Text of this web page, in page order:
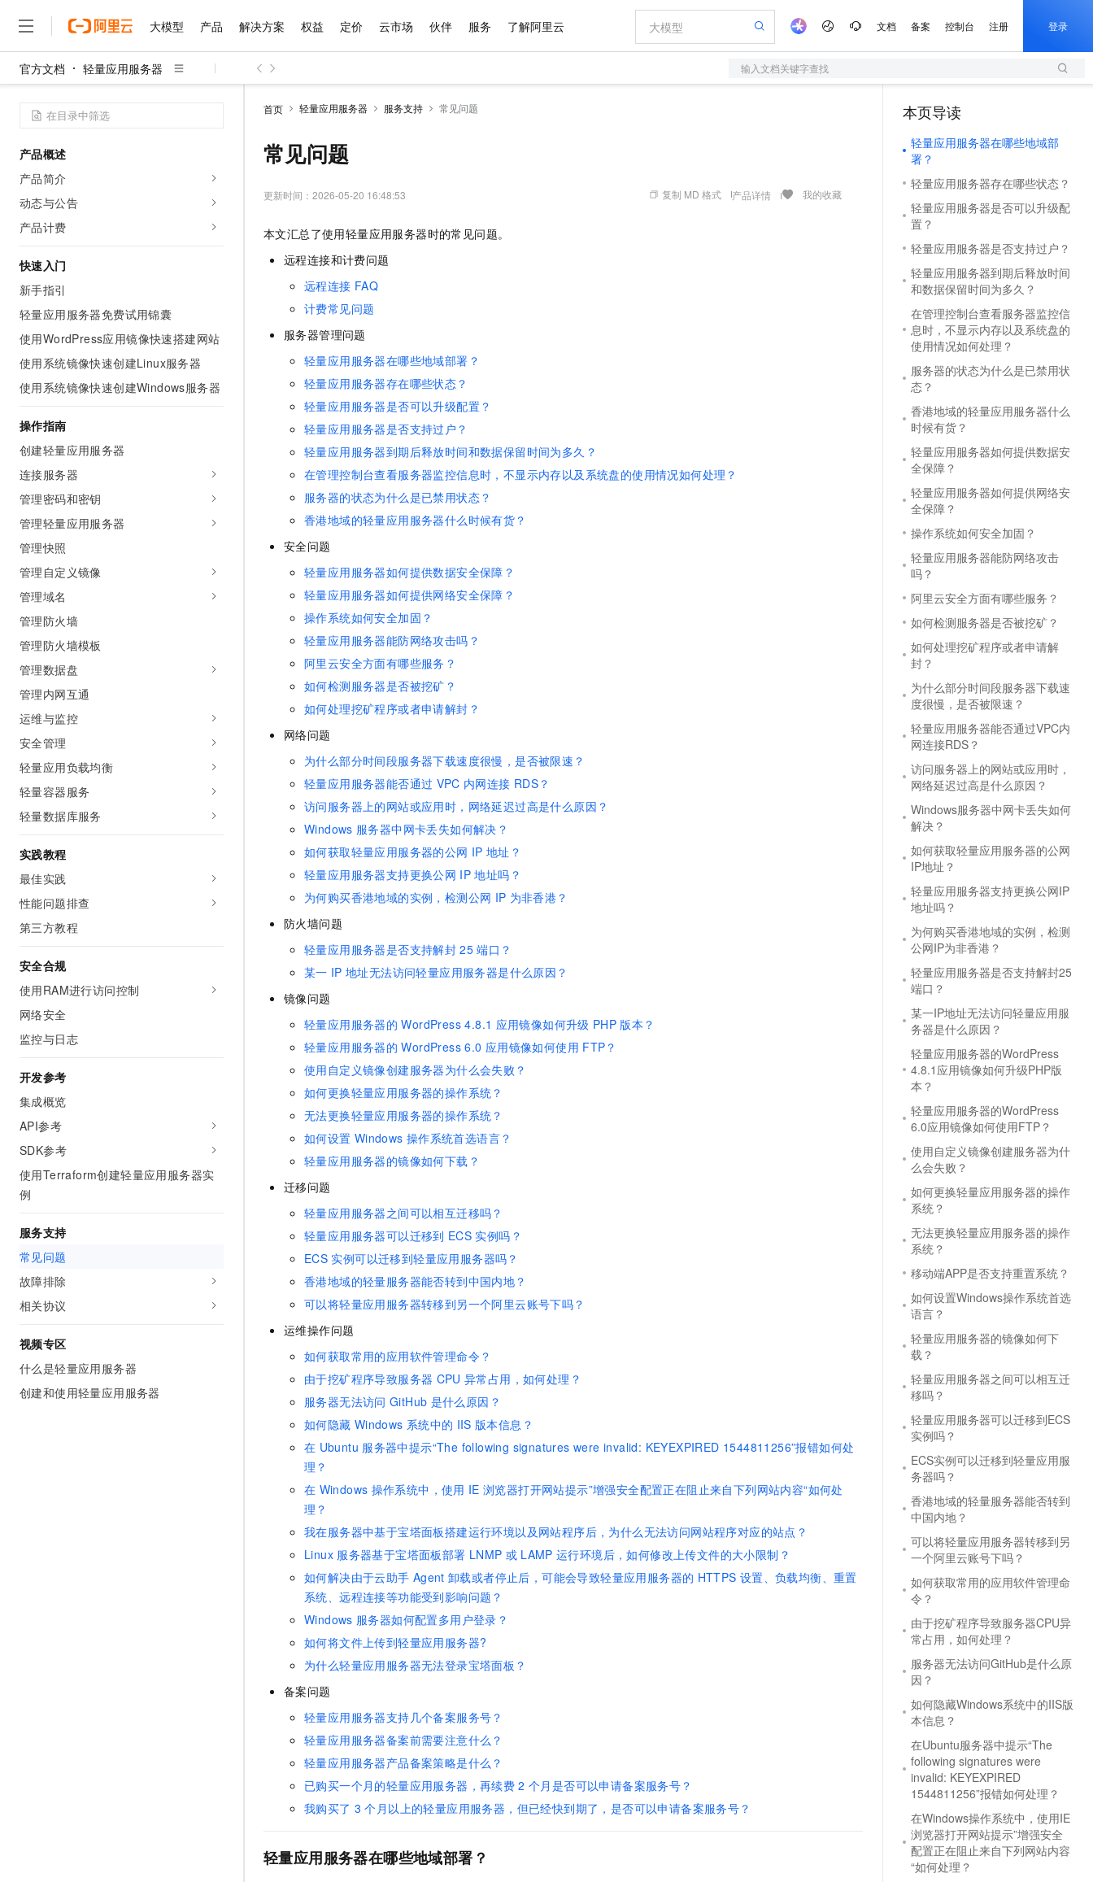
大模型 产品 解决方案 权益 定价 云市场 伙伴 服务 了解阿里云 文档 备案 控制台 注册 登录
官方文档 轻量应用服务器 输入文档关键字查找
产品概述
产品简介
动态与公告
产品计费
快速入门
新手指引
轻量应用服务器免费试用锦囊
使用WordPress应用镜像快速搭建网站
使用系统镜像快速创建Linux服务器
使用系统镜像快速创建Windows服务器
操作指南
创建轻量应用服务器
连接服务器
管理密码和密钥
管理轻量应用服务器
管理快照
管理自定义镜像
管理域名
管理防火墙
管理防火墙模板
管理数据盘
管理内网互通
运维与监控
安全管理
轻量应用负载均衡
轻量容器服务
轻量数据库服务
实践教程
最佳实践
性能问题排查
第三方教程
安全合规
使用RAM进行访问控制
网络安全
监控与日志
开发参考
集成概览
API参考
SDK参考
使用Terraform创建轻量应用服务器实
例
服务支持
常见问题
故障排除
相关协议
视频专区
什么是轻量应用服务器
创建和使用轻量应用服务器
首页 轻量应用服务器 服务支持 常见问题
常见问题
更新时间： 2026-05-20 16:48:53 复制 MD 格式 产品详情 我的收藏
本文汇总了使用轻量应用服务器时的常见问题。
远程连接和计费问题
远程连接 FAQ
计费常见问题
服务器管理问题
轻量应用服务器在哪些地域部署？
轻量应用服务器存在哪些状态？
轻量应用服务器是否可以升级配置？
轻量应用服务器是否支持过户？
轻量应用服务器到期后释放时间和数据保留时间为多久？
在管理控制台查看服务器监控信息时，不显示内存以及系统盘的使用情况如何处理？
服务器的状态为什么是已禁用状态？
香港地域的轻量应用服务器什么时候有货？
安全问题
轻量应用服务器如何提供数据安全保障？
轻量应用服务器如何提供网络安全保障？
操作系统如何安全加固？
轻量应用服务器能防网络攻击吗？
阿里云安全方面有哪些服务？
如何检测服务器是否被挖矿？
如何处理挖矿程序或者申请解封？
网络问题
为什么部分时间段服务器下载速度很慢，是否被限速？
轻量应用服务器能否通过 VPC 内网连接 RDS？
访问服务器上的网站或应用时，网络延迟过高是什么原因？
Windows 服务器中网卡丢失如何解决？
如何获取轻量应用服务器的公网 IP 地址？
轻量应用服务器支持更换公网 IP 地址吗？
为何购买香港地域的实例，检测公网 IP 为非香港？
防火墙问题
轻量应用服务器是否支持解封 25 端口？
某一 IP 地址无法访问轻量应用服务器是什么原因？
镜像问题
轻量应用服务器的 WordPress 4.8.1 应用镜像如何升级 PHP 版本？
轻量应用服务器的 WordPress 6.0 应用镜像如何使用 FTP？
使用自定义镜像创建服务器为什么会失败？
如何更换轻量应用服务器的操作系统？
无法更换轻量应用服务器的操作系统？
如何设置 Windows 操作系统首选语言？
轻量应用服务器的镜像如何下载？
迁移问题
轻量应用服务器之间可以相互迁移吗？
轻量应用服务器可以迁移到 ECS 实例吗？
ECS 实例可以迁移到轻量应用服务器吗？
香港地域的轻量服务器能否转到中国内地？
可以将轻量应用服务器转移到另一个阿里云账号下吗？
运维操作问题
如何获取常用的应用软件管理命令？
由于挖矿程序导致服务器 CPU 异常占用，如何处理？
服务器无法访问 GitHub 是什么原因？
如何隐藏 Windows 系统中的 IIS 版本信息？
在 Ubuntu 服务器中提示“The following signatures were invalid: KEYEXPIRED 1544811256”报错如何处
理？
在 Windows 操作系统中，使用 IE 浏览器打开网站提示”增强安全配置正在阻止来自下列网站内容“如何处
理？
我在服务器中基于宝塔面板搭建运行环境以及网站程序后，为什么无法访问网站程序对应的站点？
Linux 服务器基于宝塔面板部署 LNMP 或 LAMP 运行环境后，如何修改上传文件的大小限制？
如何解决由于云助手 Agent 卸载或者停止后，可能会导致轻量应用服务器的 HTTPS 设置、负载均衡、重置
系统、远程连接等功能受到影响问题？
Windows 服务器如何配置多用户登录？
如何将文件上传到轻量应用服务器?
为什么轻量应用服务器无法登录宝塔面板？
备案问题
轻量应用服务器支持几个备案服务号？
轻量应用服务器备案前需要注意什么？
轻量应用服务器产品备案策略是什么？
已购买一个月的轻量应用服务器，再续费 2 个月是否可以申请备案服务号？
我购买了 3 个月以上的轻量应用服务器，但已经快到期了，是否可以申请备案服务号？
轻量应用服务器在哪些地域部署？
本页导读
轻量应用服务器在哪些地域部
署？
轻量应用服务器存在哪些状态？
轻量应用服务器是否可以升级配
置？
轻量应用服务器是否支持过户？
轻量应用服务器到期后释放时间
和数据保留时间为多久？
在管理控制台查看服务器监控信
息时，不显示内存以及系统盘的
使用情况如何处理？
服务器的状态为什么是已禁用状
态？
香港地域的轻量应用服务器什么
时候有货？
轻量应用服务器如何提供数据安
全保障？
轻量应用服务器如何提供网络安
全保障？
操作系统如何安全加固？
轻量应用服务器能防网络攻击
吗？
阿里云安全方面有哪些服务？
如何检测服务器是否被挖矿？
如何处理挖矿程序或者申请解
封？
为什么部分时间段服务器下载速
度很慢，是否被限速？
轻量应用服务器能否通过VPC内
网连接RDS？
访问服务器上的网站或应用时，
网络延迟过高是什么原因？
Windows服务器中网卡丢失如何
解决？
如何获取轻量应用服务器的公网
IP地址？
轻量应用服务器支持更换公网IP
地址吗？
为何购买香港地域的实例，检测
公网IP为非香港？
轻量应用服务器是否支持解封25
端口？
某一IP地址无法访问轻量应用服
务器是什么原因？
轻量应用服务器的WordPress
4.8.1应用镜像如何升级PHP版
本？
轻量应用服务器的WordPress
6.0应用镜像如何使用FTP？
使用自定义镜像创建服务器为什
么会失败？
如何更换轻量应用服务器的操作
系统？
无法更换轻量应用服务器的操作
系统？
移动端APP是否支持重置系统？
如何设置Windows操作系统首选
语言？
轻量应用服务器的镜像如何下
载？
轻量应用服务器之间可以相互迁
移吗？
轻量应用服务器可以迁移到ECS
实例吗？
ECS实例可以迁移到轻量应用服
务器吗？
香港地域的轻量服务器能否转到
中国内地？
可以将轻量应用服务器转移到另
一个阿里云账号下吗？
如何获取常用的应用软件管理命
令？
由于挖矿程序导致服务器CPU异
常占用，如何处理？
服务器无法访问GitHub是什么原
因？
如何隐藏Windows系统中的IIS版
本信息？
在Ubuntu服务器中提示“The
following signatures were
invalid: KEYEXPIRED
1544811256”报错如何处理？
在Windows操作系统中，使用IE
浏览器打开网站提示”增强安全
配置正在阻止来自下列网站内容
“如何处理？
大模型
千问AI平台
Qwen3.8-Max HOT
智能体时代全能旗舰模型
Qwen3.7-Plus
Qwen3-VL-Plus
视觉 Coding、空间感知、多模态思考等全面升级 1M上下文，专为长程任务能力而生
语音识别与合成
Qwen3-TTS-Flash
离线语音合成大模型，多语言方言自适应，低延迟高稳定
高表现力语音合成大模型，语音克隆听感自然
Fun-ASR
支持中英文自由切换，具备更强的噪声鲁棒性
大模型服务
千问AI平台-Token Plan NEW
千问AI平台-模型体验
在线体验全尺寸、多种模态的模型效果
Happy 系列大模型
新一代 AI 视频生成模型，深度适配广告营销等场景
AI 应用构建
大模型服务平台百炼-应用模版
大模型服务平台百炼-智能体
人工智能平台 PAI
Qoder HOT 千问办公 NEW
一站式AI生产力平台
大模型服务平台百炼 - 全妙
大模型解决方案
快速部署 Dify，高效搭建 AI 应用
依托云原生高可用架构,实现Dify私有化部署
10 分钟在聊天系统中增加一个 AI 助手
在企业官网、通讯软件中为客户提供 AI 客服
与 AI 智能体进行实时音视频通话
构建大模型应用的安全防护体系
产品
精选产品
容器
存储
网络与CDN
安全
数据库
大数据计算
媒体服务
企业服务与云通信
域名与网站
终端用户计算
Serverless
开发工具
迁移与运维管理
专有云
精选产品
大模型服务与应用平台
多元化、高性能、安全可靠的大模型服务
无影云电脑
随时随地安全接入的云上超级电脑
云原生大数据计算服务 MaxCompute
面向分析的企业级SaaS模式云数据仓库
人工智能平台 PAI
一站式AI开发、训练和推理服务
全托管，含MySQL、PostgreSQL、SQL Server、MariaDB多引擎
轻量应用服务器
快速构建应用程序和网站，即刻迈出上云第一步
数字证书管理服务（原SSL证书）
实现全站HTTPS，呈现可信的WEB访问
短信服务
国内短信简单易用，安全可靠，秒级触达，全球覆盖200+国家和地区。
大数据开发治理平台 DataWorks
解决方案
精选解决方案
大数据
现代化应用
安全
网络
上云与迁云
企业出海
政企业务
精选解决方案
企业级Agent产品，直接交付可用成果
HappyHorse 打造一站式影视创作平台
可视化编排打通从文字构思到成片全链路闭环
Hermes Agent，打造自进化智能体
自主进化，持久记忆，越用越聪明
轻松解锁专属 DeepSeek-V4-Pro
一句话生成原生可编辑精美 PPT 文稿
输入一句话想法, 轻松生成专业的 PPT
一键部署幻兽帕鲁游戏服务器 HOT
一键购买专属联机服务器，轻松开启游戏
漫剧工坊：一站式动画创作平台
快速生产连贯的高质量长漫剧
10 分钟搭建微信、支付宝小程序
高效部署网站，快速应用到小程序
权益 普惠上云
云服务器38元/年起，超值低价云产品抢先购
推荐新用户得奖励，单订单最高返9万
云工开物
高校专属算力普惠，学生认证享300元代金券
免费试用
解决方案免费试用 新老同享
最高领取价值200元试用点，立即开启云上创新
AI 产品 免费试用
140+云产品 免费试用
产品新客免费试用，最长12个月
大模型ACA认证体验
助力企业全员 AI 认知与能力提升
AI 特惠
Token Plan 模型订阅计划
Qwen3.8-Max 首发尝鲜，限时加量 10 倍，夜间低至2折
Night Plan 支持 Qwen 3.8-Max
AI 场景体验
从图文生成到视频创作，一键激活电商全链路生产力
AI 活动
AI 生产力先锋
先锋实践拓展 AI 生产力的边界
飞天发布时刻
所见，即是所愿
AI 实训营
从基础到进阶，Agent 创客手把手教你
创新加速
上云场景组合购
覆盖90%+业务场景，专享组合折扣价
云聚AI 严选权益
精选AI产品，从模型到应用全链提效
AI 用量加速计划
新老同享，达量后返
定价 产品定价
了解云产品的定价详情
云上成本管理
管理和优化成本
价格计算器
自助选配和估算价格
配置报价器
阿里云 OPC 创新助力计划
Token 补贴，五大权
益加速 OPC 成功
云市场 精选商城
多端小程序
观测云
电子合同
Tableau 订阅
生态解决方案
行业生态解决方案
开发者生态解决方案
AI 开发和 AI 应用解决方案
数据与 API
OCR 文字识别
企业应用
ERP
OA 办公系统
财税管理
400电话
基础软件 专业服务
公司注册
上云迁移
代维服务
SSL 证书
主机安全
AI 应用及服务市场
自然语言处理
机器学习
伙伴 成为销售伙伴
咨询伙伴
销售伙伴合作计划
无影生态合作计划
Salesforce On Alibaba Cloud
Consulting Partner 合作计划
AI 大模型销售与服务生态合作计划
成为产品伙伴 产品伙伴合作计划 服务伙伴合作计划
Al MaaS 服务伙伴赋能合作
伙伴信用分合作计划
更多支持
合作伙伴培训与认证
登录合作伙伴管理后台
服务 售前咨询
售后服务
自助服务
在线服务
工单服务
企业增值服务
企业成长
阿里云认证 开发者社区
电子书
镜像站
我要反馈
我要建议
我要投诉
了解阿里云 为什么选择阿里云
技术领先
分析师报告
天池大赛
云开发大赛
入门学习赛
最佳实践
看见新力量
市场活动 加入我们
社会招聘
校园招聘